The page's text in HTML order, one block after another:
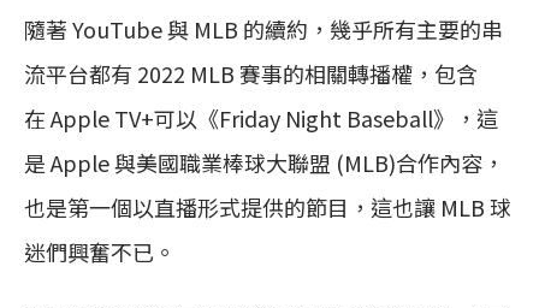
隨著 YouTube 與 MLB 的續約，幾乎所有主要的串
流平台都有 2022 MLB 賽事的相關轉播權，包含
在 Apple TV+可以《Friday Night Baseball》，這
是 Apple 與美國職業棒球大聯盟 (MLB)合作內容，
也是第一個以直播形式提供的節目，這也讓 MLB 球
迷們興奮不已。